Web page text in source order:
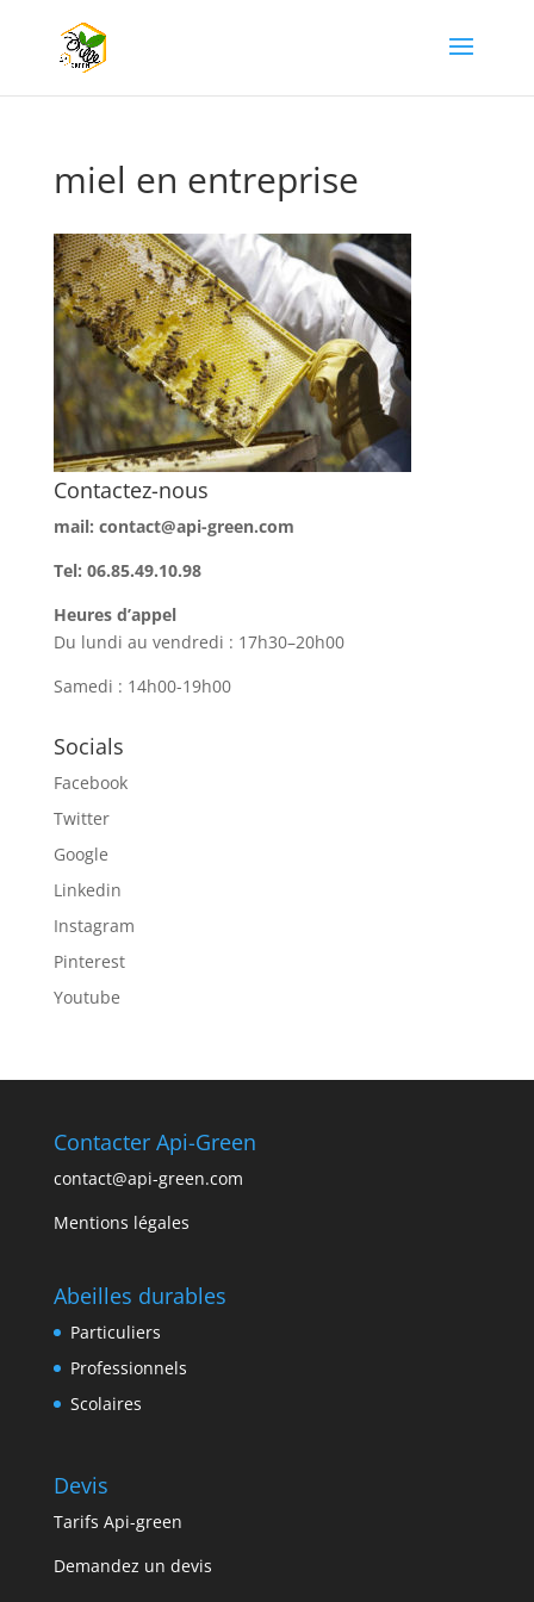
miel en entreprise
Contactez-nous
mail: contact@api-green.com
Tel: 06.85.49.10.98
Heures d’appel
Du lundi au vendredi : 17h30–20h00
Samedi : 14h00-19h00
Socials
Facebook
Twitter
Google
Linkedin
Instagram
Pinterest
Youtube
Contacter Api-Green
contact@api-green.com
Mentions légales
Abeilles durables
Particuliers
Professionnels
Scolaires
Devis
Tarifs Api-green
Demandez un devis